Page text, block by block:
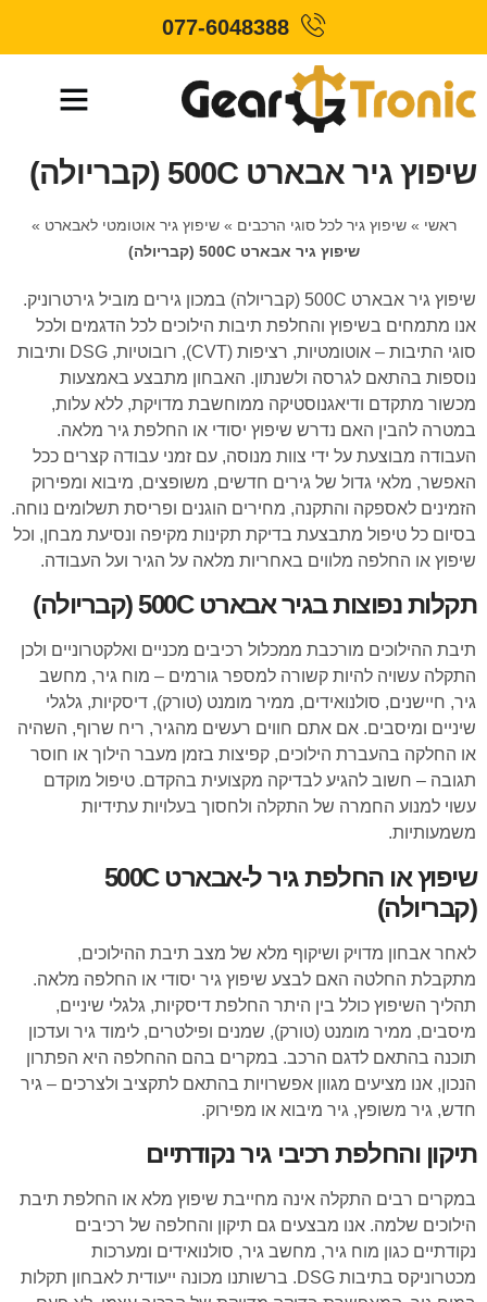
077-6048388
שיפוץ גיר אבארט 500C (קבריולה)
ראשי »שיפוץ גיר לכל סוגי הרכבים »שיפוץ גיר אוטומטי לאבארט »
שיפוץ גיר אבארט 500C (קבריולה)
שיפוץ גיר אבארט 500C (קבריולה) במכון גירים מוביל גירטרוניק.
אנו מתמחים בשיפוץ והחלפת תיבות הילוכים לכל הדגמים ולכל
סוגי התיבות – אוטומטיות, רציפות (CVT), רובוטיות, DSG ותיבות
נוספות בהתאם לגרסה ולשנתון. האבחון מתבצע באמצעות
מכשור מתקדם ודיאגנוסטיקה ממוחשבת מדויקת, ללא עלות,
במטרה להבין האם נדרש שיפוץ יסודי או החלפת גיר מלאה.
העבודה מבוצעת על ידי צוות מנוסה, עם זמני עבודה קצרים ככל
האפשר, מלאי גדול של גירים חדשים, משופצים, מיבוא ומפירוק
הזמינים לאספקה והתקנה, מחירים הוגנים ופריסת תשלומים נוחה.
בסיום כל טיפול מתבצעת בדיקת תקינות מקיפה ונסיעת מבחן, וכל
שיפוץ או החלפה מלווים באחריות מלאה על הגיר ועל העבודה.
תקלות נפוצות בגיר אבארט 500C (קבריולה)
תיבת ההילוכים מורכבת ממכלול רכיבים מכניים ואלקטרוניים ולכן
התקלה עשויה להיות קשורה למספר גורמים – מוח גיר, מחשב
גיר, חיישנים, סולנואידים, ממיר מומנט (טורק), דיסקיות, גלגלי
שיניים ומיסבים. אם אתם חווים רעשים מהגיר, ריח שרוף, השהיה
או החלקה בהעברת הילוכים, קפיצות בזמן מעבר הילוך או חוסר
תגובה – חשוב להגיע לבדיקה מקצועית בהקדם. טיפול מוקדם
עשוי למנוע החמרה של התקלה ולחסוך בעלויות עתידיות
משמעותיות.
שיפוץ או החלפת גיר ל-אבארט 500C
(קבריולה)
לאחר אבחון מדויק ושיקוף מלא של מצב תיבת ההילוכים,
מתקבלת החלטה האם לבצע שיפוץ גיר יסודי או החלפה מלאה.
תהליך השיפוץ כולל בין היתר החלפת דיסקיות, גלגלי שיניים,
מיסבים, ממיר מומנט (טורק), שמנים ופילטרים, לימוד גיר ועדכון
תוכנה בהתאם לדגם הרכב. במקרים בהם ההחלפה היא הפתרון
הנכון, אנו מציעים מגוון אפשרויות בהתאם לתקציב ולצרכים – גיר
חדש, גיר משופץ, גיר מיבוא או מפירוק.
תיקון והחלפת רכיבי גיר נקודתיים
במקרים רבים התקלה אינה מחייבת שיפוץ מלא או החלפת תיבת
הילוכים שלמה. אנו מבצעים גם תיקון והחלפה של רכיבים
נקודתיים כגון מוח גיר, מחשב גיר, סולנואידים ומערכות
מכטרוניקס בתיבות DSG. ברשותנו מכונה ייעודית לאבחון תקלות